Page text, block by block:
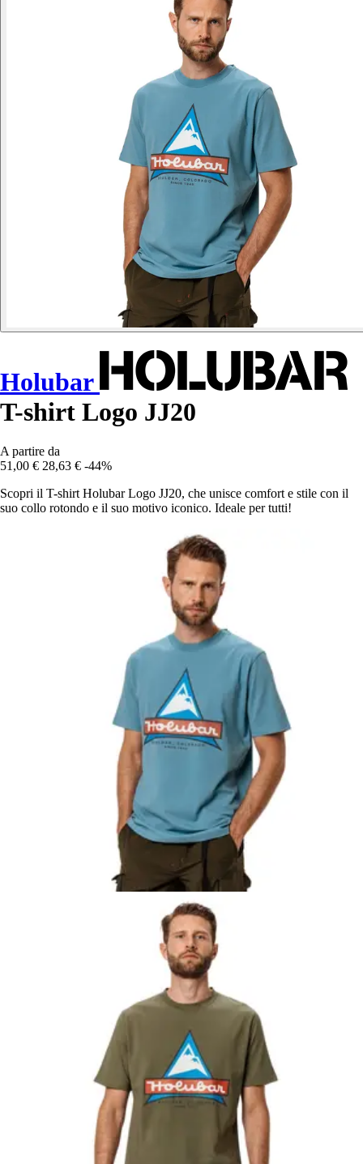
Holubar
T-shirt Logo JJ20
A partire da
51,00 € 28,63 € -44%
Scopri il T-shirt Holubar Logo JJ20, che unisce comfort e stile con il
suo collo rotondo e il suo motivo iconico. Ideale per tutti!